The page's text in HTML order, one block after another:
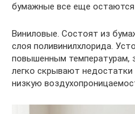
бумажные все еще остаются
Виниловые. Состоят из
слоя поливинилхлорида.
повышенным температурам,
легко скрывают
низкую